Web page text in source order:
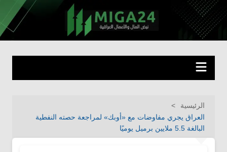
التجاوز
إلى
المحتوى
miga24.com نبض المال والأعمال العراقية
الرئيسية
العراق يجري مفاوضات مع «أوبك» لمراجعة حصته النفطية
البالغة 5.5 ملايين برميل يوميًا